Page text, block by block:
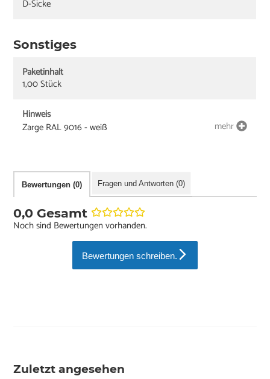
D-Sicke
Sonstiges
Paketinhalt
1,00 Stück
Hinweis
Zarge RAL 9016 - weiß
mehr
Bewertungen (0) Fragen und Antworten (0)
0,0 Gesamt
Noch sind Bewertungen vorhanden.
Bewertungen schreiben.
Zuletzt angesehen